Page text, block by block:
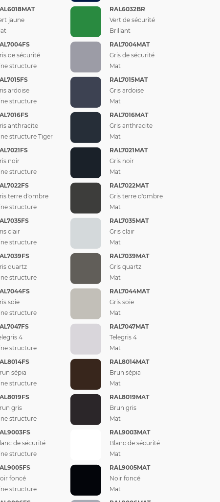
jaune
RAL6032BR
Vert de sécurité
Brillant
de sécurité
structure
RAL7004MAT
Gris de sécurité
Mat
ardoise
structure
RAL7015MAT
Gris ardoise
Mat
anthracite
structure Tiger
RAL7016MAT
Gris anthracite
Mat
noir
structure
RAL7021MAT
Gris noir
Mat
terre d'ombre
structure
RAL7022MAT
Gris terre d'ombre
Mat
clair
structure
RAL7035MAT
Gris clair
Mat
quartz
structure
RAL7039MAT
Gris quartz
Mat
soie
structure
RAL7044MAT
Gris soie
Mat
4
structure
RAL7047MAT
Telegris 4
Mat
sépia
structure
RAL8014MAT
Brun sépia
Mat
gris
structure
RAL8019MAT
Brun gris
Mat
de sécurité
structure
RAL9003MAT
Blanc de sécurité
Mat
foncé
structure
RAL9005MAT
Noir foncé
Mat